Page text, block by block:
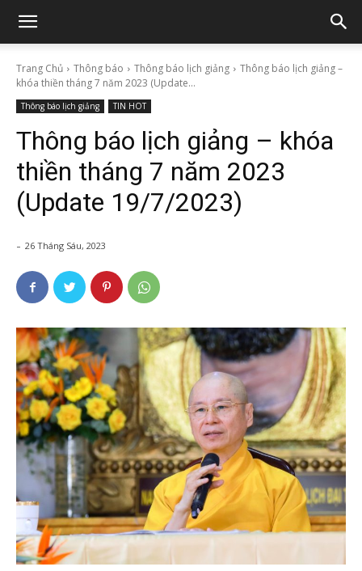
Trang Chủ Thông báo Thông báo lịch giảng
Thông báo lịch giảng –
khóa thiền tháng 7 năm 2023 (Update...
Thông báo lịch giảng TIN HOT
Thông báo lịch giảng – khóa
thiền tháng 7 năm 2023
(Update 19/7/2023)
- 26 Tháng Sáu, 2023